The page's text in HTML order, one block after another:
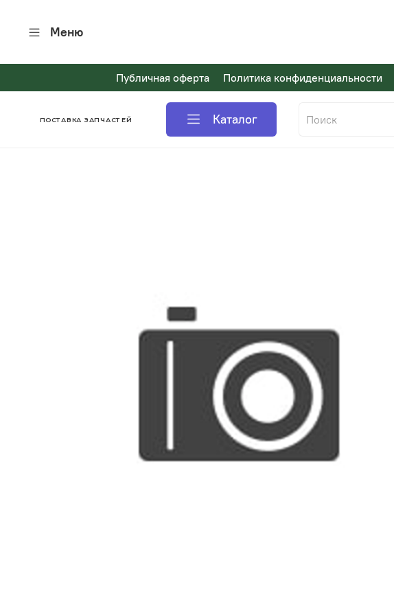
Меню
Публичная оферта Политика конфиденциальности
ПОСТАВКА ЗАПЧАСТЕЙ Каталог